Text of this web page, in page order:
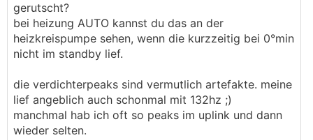
gerutscht?
bei heizung AUTO kannst du das an der
heizkreispumpe sehen, wenn die kurzzeitig bei 0°min
nicht im standby lief.
die verdichterpeaks sind vermutlich artefakte. meine
lief angeblich auch schonmal mit 132hz ;)
manchmal hab ich oft so peaks im uplink und dann
wieder selten.